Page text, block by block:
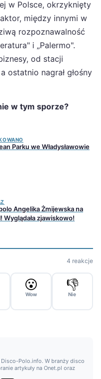
w Polsce, okrzyknięty
między innymi w
rozpoznawalność
i „Palermo".
od stacji
ostatnio nagrał głośny
w tym sporze?
Parku we Władysławowie
Angelika Żmijewska na
Wyglądała zjawiskowo!
4 reakcje
😮
Wow
👎
Nie
Polo.info. W branży disco
artykuły na Onet.pl oraz